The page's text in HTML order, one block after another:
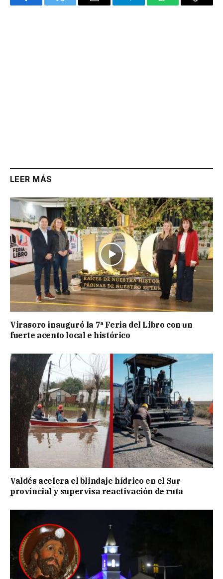
FacebookTwitter Email TelegramWhatsAppCopy
LEER MÁS
Virasoro inauguró la 7ª Feria del Libro con un
fuerte acento local e histórico
Valdés acelera el blindaje hídrico en el Sur
provincial y supervisa reactivación de ruta